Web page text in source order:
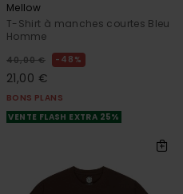
Mellow
T-Shirt à manches courtes Bleu
Homme
40,00 € 48%
21,00 €
BONS PLANS
VENTE FLASH EXTRA 25%